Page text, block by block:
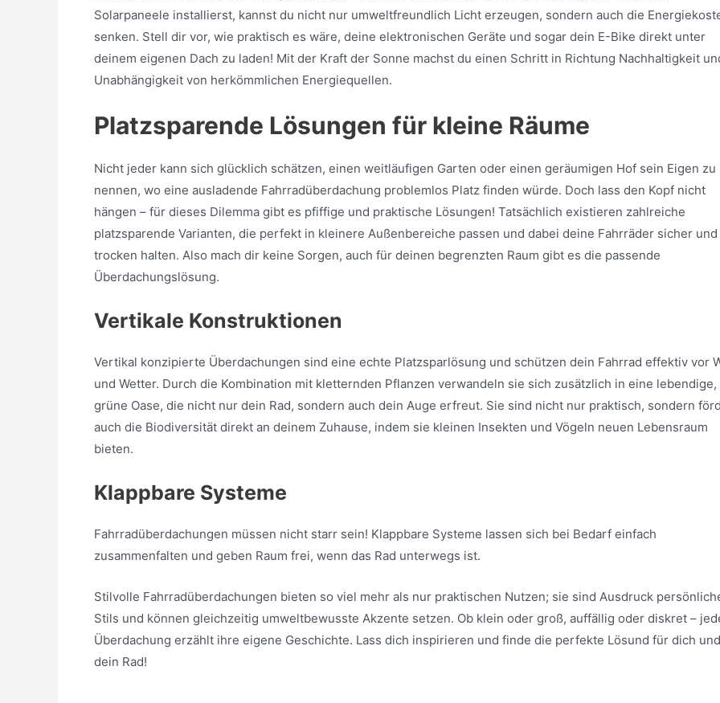
Solarpaneele installierst, kannst du nicht nur umweltfreundlich Licht erzeugen, sondern auch die
senken. Stell dir vor, wie praktisch es wäre, deine elektronischen Geräte und sogar dein E-Bike direkt unter
deinem eigenen Dach zu laden! Mit der Kraft der Sonne machst du einen Schritt in Richtung Nachhaltigkeit
Unabhängigkeit von herkömmlichen Energiequellen.
Platzsparende Lösungen für kleine Räume
Nicht jeder kann sich glücklich schätzen, einen weitläufigen Garten oder einen geräumigen Hof sein Eigen zu
nennen, wo eine ausladende Fahrradüberdachung problemlos Platz finden würde. Doch lass den Kopf nicht
hängen – für dieses Dilemma gibt es pfiffige und praktische Lösungen! Tatsächlich existieren zahlreiche
platzsparende Varianten, die perfekt in kleinere Außenbereiche passen und dabei deine Fahrräder sicher und
trocken halten. Also mach dir keine Sorgen, auch für deinen begrenzten Raum gibt es die passende
Überdachungslösung.
Vertikale Konstruktionen
Vertikal konzipierte Überdachungen sind eine echte Platzsparlösung und schützen dein Fahrrad effektiv vor
und Wetter. Durch die Kombination mit kletternden Pflanzen verwandeln sie sich zusätzlich in eine lebendige,
grüne Oase, die nicht nur dein Rad, sondern auch dein Auge erfreut. Sie sind nicht nur praktisch, sondern
auch die Biodiversität direkt an deinem Zuhause, indem sie kleinen Insekten und Vögeln neuen Lebensraum
bieten.
Klappbare Systeme
Fahrradüberdachungen müssen nicht starr sein! Klappbare Systeme lassen sich bei Bedarf einfach
zusammenfalten und geben Raum frei, wenn das Rad unterwegs ist.
Stilvolle Fahrradüberdachungen bieten so viel mehr als nur praktischen Nutzen; sie sind Ausdruck
Stils und können gleichzeitig umweltbewusste Akzente setzen. Ob klein oder groß, auffällig oder diskret –
Überdachung erzählt ihre eigene Geschichte. Lass dich inspirieren und finde die perfekte Lösund für dich und
dein Rad!